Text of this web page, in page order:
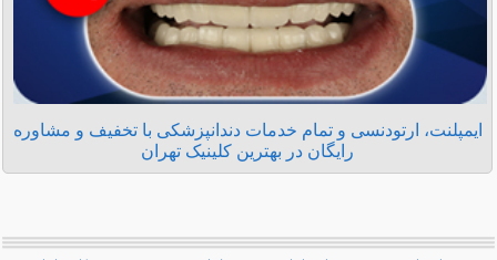
ایمپلنت، ارتودنسی و تمام خدمات دندانپزشکی با تخفیف و مشاوره
رایگان در بهترین کلینیک تهران